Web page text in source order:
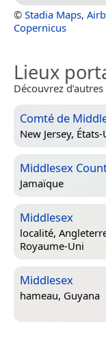
© Stadia Maps,
Copernicus
Lieux
Découvrez
Comté de
New Jersey,
Middlesex
Jamaïque
Middlesex
localité,
Royaume-Uni
Middlesex
hameau, Guyana